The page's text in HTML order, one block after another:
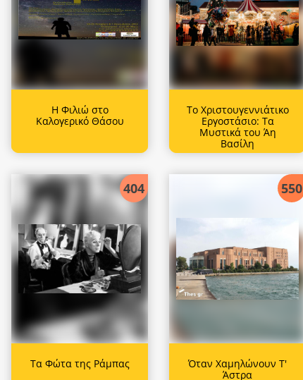
Η Φιλιώ στο
Καλογερικό Θάσου
Το Χριστουγεννιάτικο
Εργοστάσιο: Τα
Μυστικά του Άη
Βασίλη
404
Τα Φώτα της Ράμπας
550
Όταν Χαμηλώνουν Τ'
Άστρα